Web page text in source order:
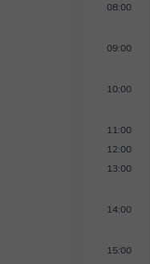
08:00
09:00
10:00
11:00
12:00
13:00
14:00
15:00